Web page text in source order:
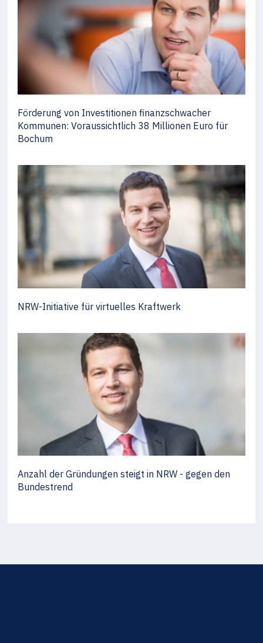
Förderung von Investitionen finanzschwacher
Kommunen: Voraussichtlich 38 Millionen Euro für
Bochum
NRW-Initiative für virtuelles Kraftwerk
Anzahl der Gründungen steigt in NRW - gegen den
Bundestrend